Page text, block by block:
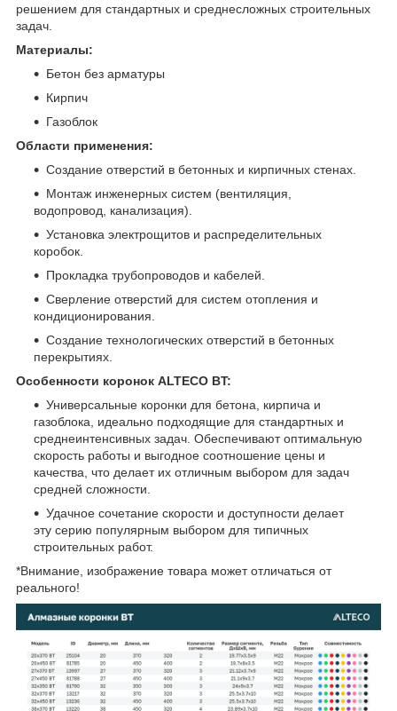
решением для стандартных и среднесложных строительных
задач.
Материалы:
Бетон без арматуры
Кирпич
Газоблок
Области применения:
Создание отверстий в бетонных и кирпичных стенах.
Монтаж инженерных систем (вентиляция,
водопровод, канализация).
Установка электрощитов и распределительных
коробок.
Прокладка трубопроводов и кабелей.
Сверление отверстий для систем отопления и
кондиционирования.
Создание технологических отверстий в бетонных
перекрытиях.
Особенности коронок ALTECO BT:
Универсальные коронки для бетона, кирпича и
газоблока, идеально подходящие для стандартных и
среднеинтенсивных задач. Обеспечивают оптимальную
скорость работы и выгодное соотношение цены и
качества, что делает их отличным выбором для задач
средней сложности.
Удачное сочетание скорости и доступности делает
эту серию популярным выбором для типичных
строительных работ.
*Внимание, изображение товара может отличаться от
реального!